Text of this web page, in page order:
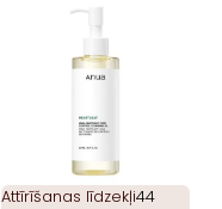
Attīrīšanas līdzekļi44